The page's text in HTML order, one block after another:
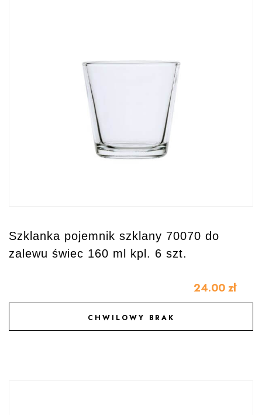
Szklanka pojemnik szklany 70070 do
zalewu świec 160 ml kpl. 6 szt.
24.00 zł
CHWILOWY BRAK
DODAJ DO ULUBIONYCH